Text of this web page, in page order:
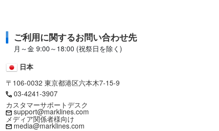
ご利用に関するお問い合わせ先
月～金 9:00～18:00 (祝祭日を除く)
日本
〒106-0032 東京都港区六本木7-15-9
03-4241-3907
カスタマーサポートデスク
support@marklines.com
メディア関係者様向け
media@marklines.com